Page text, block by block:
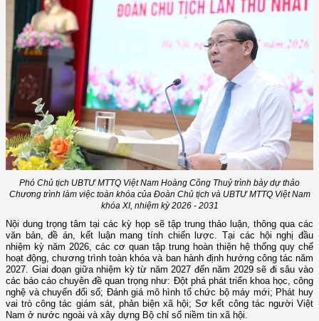
Phó Chủ tịch UBTƯ MTTQ Việt Nam Hoàng Công Thuỷ trình bày dự thảo
Chương trình làm việc toàn khóa của Đoàn Chủ tịch và UBTƯ MTTQ Việt Nam
khóa XI, nhiệm kỳ 2026 - 2031
Nội dung trọng tâm tại các kỳ họp sẽ tập trung thảo luận, thông qua các
văn bản, đề án, kết luận mang tính chiến lược. Tại các hội nghị đầu
nhiệm kỳ năm 2026, các cơ quan tập trung hoàn thiện hệ thống quy chế
hoạt động, chương trình toàn khóa và ban hành định hướng công tác năm
2027. Giai đoạn giữa nhiệm kỳ từ năm 2027 đến năm 2029 sẽ đi sâu vào
các báo cáo chuyên đề quan trọng như: Đột phá phát triển khoa học, công
nghệ và chuyển đổi số; Đánh giá mô hình tổ chức bộ máy mới; Phát huy
vai trò công tác giám sát, phản biện xã hội; Sơ kết công tác người Việt
Nam ở nước ngoài và xây dựng Bộ chỉ số niềm tin xã hội.